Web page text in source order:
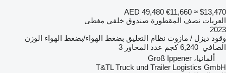
AED 49,480 €11,660 ≈ $13,470
العربات نصف المقطورة صندوق خلفي مغطى
2023
وقود ديزل / مازوت نظام التعليق بضغط الهواء/بضغط الهواء الوزن
الصافي 6,240 كجم عدد المحاور 3
ألمانيا، Groß Ippener
T&TL Truck und Trailer Logistics GmbH